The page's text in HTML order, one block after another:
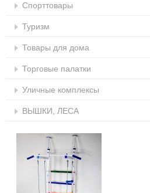
Спорттовары
Туризм
Товары для дома
Торговые палатки
Уличные комплексы
ВЫШКИ, ЛЕСА